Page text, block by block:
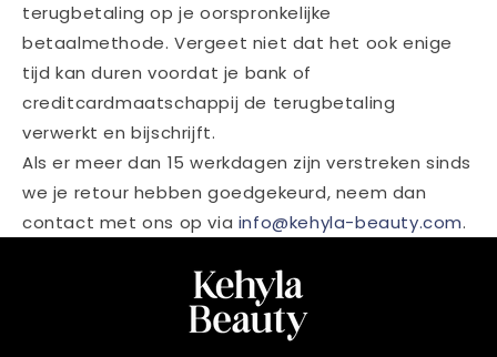
terugbetaling op je oorspronkelijke
betaalmethode. Vergeet niet dat het ook enige
tijd kan duren voordat je bank of
creditcardmaatschappij de terugbetaling
verwerkt en bijschrijft.
Als er meer dan 15 werkdagen zijn verstreken sinds
we je retour hebben goedgekeurd, neem dan
contact met ons op via info@kehyla-beauty.com.